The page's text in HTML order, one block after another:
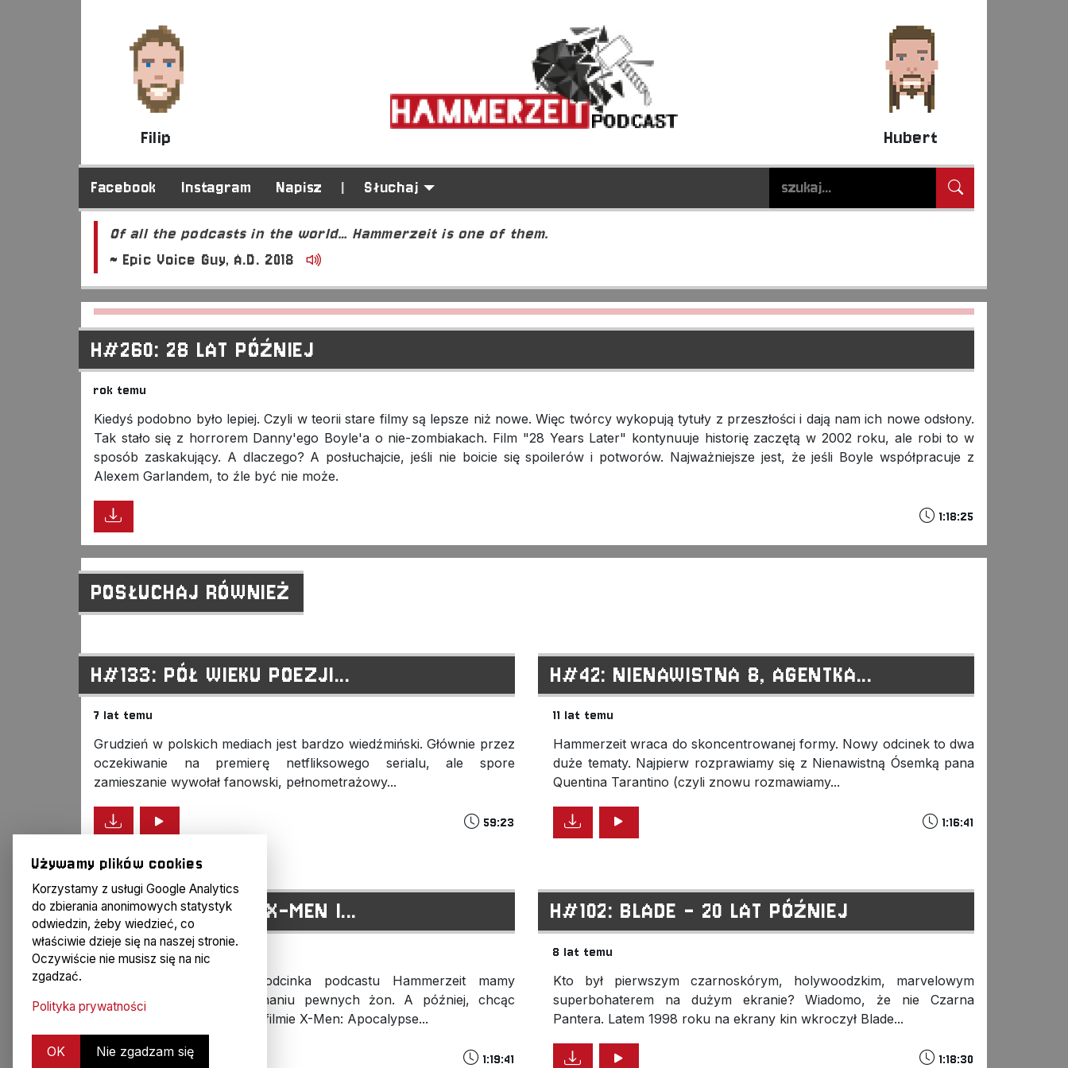
Filip Hubert
Facebook Instagram Napisz | Słuchaj
Of all the podcasts in the world… Hammerzeit is one of them.
~ Epic Voice Guy, A.D. 2018
H#260: 28 LAT PÓŹNIEJ
rok temu
Kiedyś podobno było lepiej. Czyli w teorii stare filmy są lepsze niż nowe. Więc twórcy wykopują tytuły z przeszłości i dają nam ich nowe odsłony.
Tak stało się z horrorem Danny'ego Boyle'a o nie-zombiakach. Film "28 Years Later" kontynuuje historię zaczętą w 2002 roku, ale robi to w
sposób zaskakujący. A dlaczego? A posłuchajcie, jeśli nie boicie się spoilerów i potworów. Najważniejsze jest, że jeśli Boyle współpracuje z
Alexem Garlandem, to źle być nie może.
1:18:25
POSŁUCHAJ RÓWNIEŻ
H#133: PÓŁ WIEKU POEZJI...
7 lat temu
Grudzień w polskich mediach jest bardzo wiedźmiński. Głównie przez
oczekiwanie na premierę netfliksowego serialu, ale spore
zamieszanie wywołał fanowski, pełnometrażowy...
59:23
H#42: NIENAWISTNA 8, AGENTKA...
11 lat temu
Hammerzeit wraca do skoncentrowanej formy. Nowy odcinek to dwa
duże tematy. Najpierw rozprawiamy się z Nienawistną Ósemką pana
Quentina Tarantino (czyli znowu rozmawiamy...
1:16:41
H#50: JUBILEUSZ, X-MEN I...
10 lat temu
Z okazji pięćdziesiątego odcinka podcastu Hammerzeit mamy
nietypowy wstęp w wykonaniu pewnych żon. A później, chcąc
uczcić tę okazję, mówimy o filmie X-Men: Apocalypse...
1:19:41
H#102: BLADE - 20 LAT PÓŹNIEJ
8 lat temu
Kto był pierwszym czarnoskórym, holywoodzkim, marvelowym
superbohaterem na dużym ekranie? Wiadomo, że nie Czarna
Pantera. Latem 1998 roku na ekrany kin wkroczył Blade...
1:18:30
Używamy plików cookies
Korzystamy z usługi Google Analytics
do zbierania anonimowych statystyk
odwiedzin, żeby wiedzieć, co
właściwie dzieje się na naszej stronie.
Oczywiście nie musisz się na nic
zgadzać.
Polityka prywatności
OK Nie zgadzam się